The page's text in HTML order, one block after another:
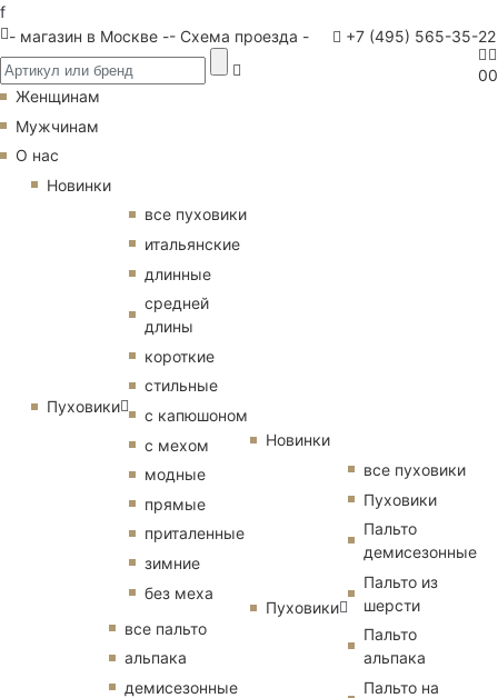
f
- магазин в Москве -- Схема проезда - +7 (495) 565-35-22
00
Женщинам
Мужчинам
О нас
Новинки
Пуховики
все пуховики
итальянские
длинные
средней
длины
короткие
стильные
с капюшоном
с мехом
модные
прямые
приталенные
зимние
без меха
все пальто
альпака
демисезонные
Новинки
Пуховики
все пуховики
Пуховики
Пальто
демисезонные
Пальто из
шерсти
Пальто
альпака
Пальто на